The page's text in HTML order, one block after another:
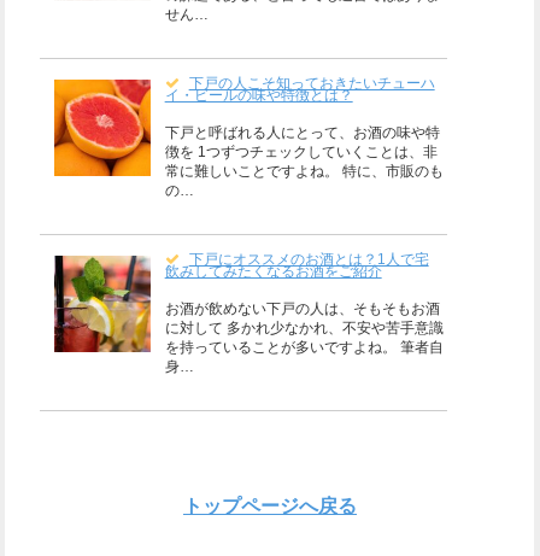
せん…
下戸の人こそ知っておきたいチューハ
イ・ビールの味や特徴とは？
下戸と呼ばれる人にとって、お酒の味や特
徴を 1つずつチェックしていくことは、非
常に難しいことですよね。 特に、市販のも
の…
下戸にオススメのお酒とは？1人で宅
飲みしてみたくなるお酒をご紹介
お酒が飲めない下戸の人は、そもそもお酒
に対して 多かれ少なかれ、不安や苦手意識
を持っていることが多いですよね。 筆者自
身…
トップページへ戻る